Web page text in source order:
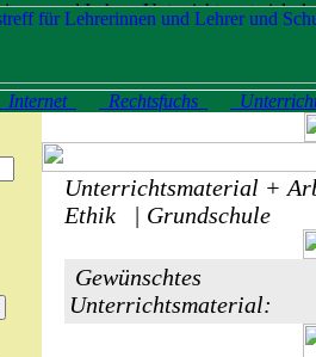
Internet Rechtsfuchs
Unterrichtsmaterial +
Ethik | Grundschule
Gewünschtes
Unterrichtsmaterial: